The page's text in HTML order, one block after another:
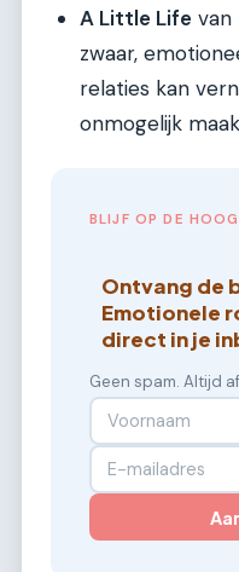
A Little Life van
zwaar,
relaties kan
onmogelijk
BLIJF OP DE
Ontvang de
Emotionele
direct in je
Geen spam. Altijd